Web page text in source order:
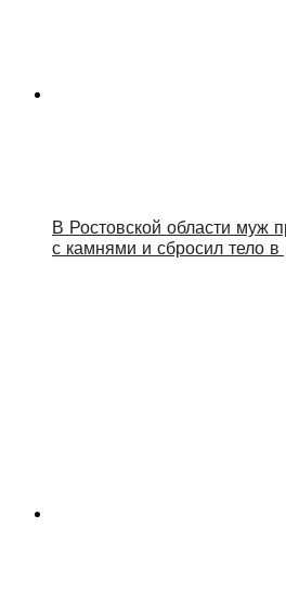
В Ростовской области муж
с камнями и сбросил тело в